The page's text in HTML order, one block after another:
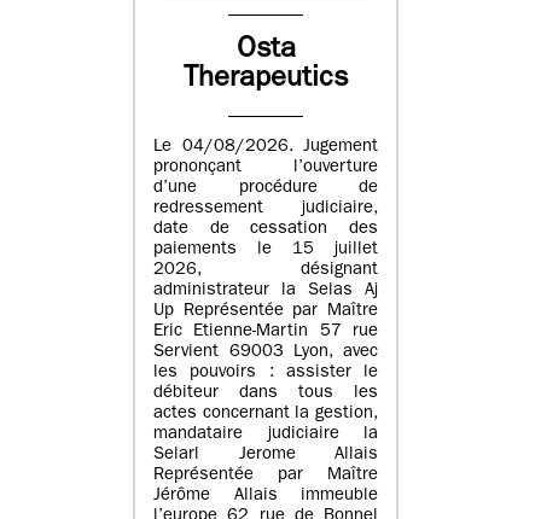
Osta
Therapeutics
Le 04/08/2026. Jugement
prononçant l’ouverture
d’une procédure de
redressement judiciaire,
date de cessation des
paiements le 15 juillet
2026, désignant
administrateur la Selas Aj
Up Représentée par Maître
Eric Etienne-Martin 57 rue
Servient 69003 Lyon, avec
les pouvoirs : assister le
débiteur dans tous les
actes concernant la gestion,
mandataire judiciaire la
Selarl Jerome Allais
Représentée par Maître
Jérôme Allais immeuble